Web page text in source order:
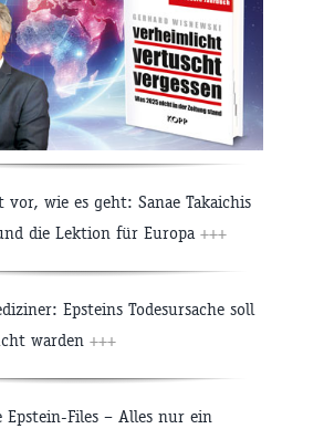
vor, wie es geht: Sanae Takaichis
die Lektion für Europa +++
Epsteins Todesursache soll
warden +++
Epstein-Files – Alles nur ein